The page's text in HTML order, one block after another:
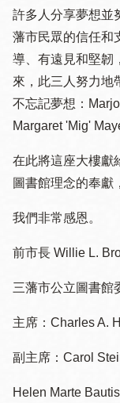
許多人分享夢想並
藩市民眾的信任和
導、有遠見和堅韌
來，此三人努力地
不忘記夢想：
Margaret 'Mig'
在此將這座大樓獻
圖書館理念的奉獻
我們非常感恩。
前市長 Willie L.
三藩市公立圖書館
主席：Charles A.
副主席：Carol
Helen Marte